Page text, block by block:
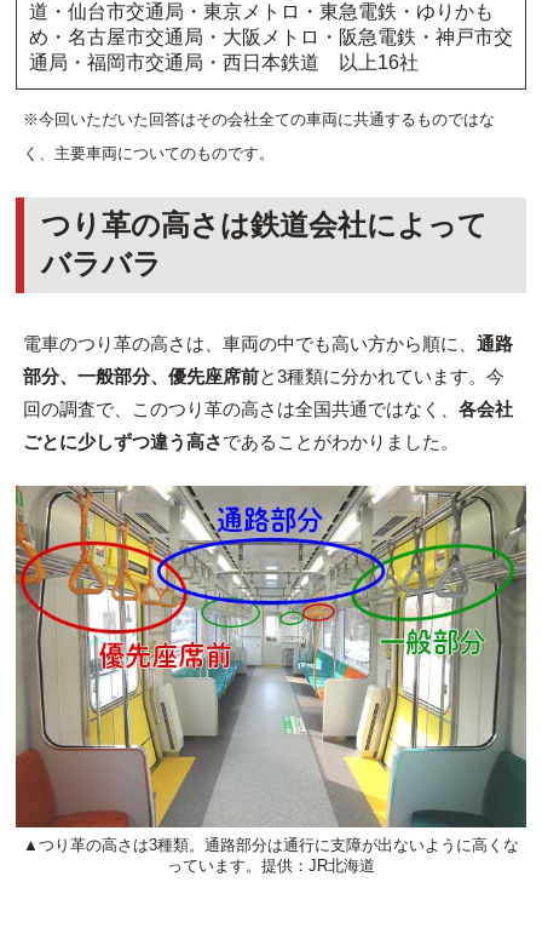
道・仙台市交通局・東京メトロ・東急電鉄・ゆりかも
め・名古屋市交通局・大阪メトロ・阪急電鉄・神戸市交
通局・福岡市交通局・西日本鉄道 以上16社
※今回いただいた回答はその会社全ての車両に共通するものではな
く、主要車両についてのものです。
つり革の高さは鉄道会社によって
バラバラ
電車のつり革の高さは、車両の中でも高い方から順に、 通路
部分、一般部分、優先座席前と3種類に分かれています。今
回の調査で、このつり革の高さは全国共通ではなく、 各会社
ごとに少しずつ違う高さであることがわかりました。
▲つり革の高さは3種類。通路部分は通行に支障が出ないように高くな
っています。提供：JR北海道